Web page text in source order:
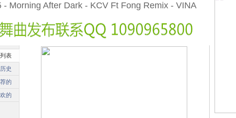
- Morning After Dark - KCV Ft Fong Remix - VINA
表
史
的
的